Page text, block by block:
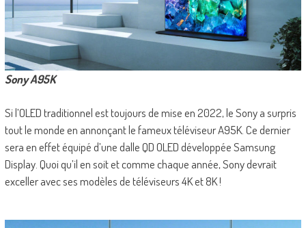
Sony A95K
Si l’OLED traditionnel est toujours de mise en 2022, le Sony a surpris
tout le monde en annonçant le fameux téléviseur A95K. Ce dernier
sera en effet équipé d’une dalle QD OLED développée Samsung
Display. Quoi qu’il en soit et comme chaque année, Sony devrait
exceller avec ses modèles de téléviseurs 4K et 8K !